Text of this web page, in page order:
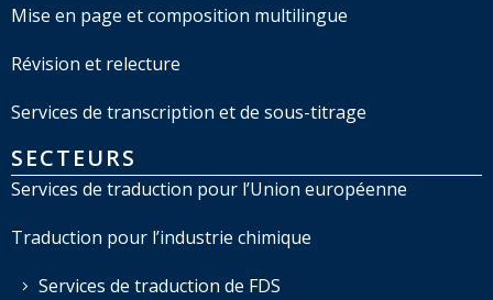
Mise en page et composition multilingue
Révision et relecture
Services de transcription et de sous-titrage
SECTEURS
Services de traduction pour l’Union européenne
Traduction pour l’industrie chimique
Services de traduction de FDS